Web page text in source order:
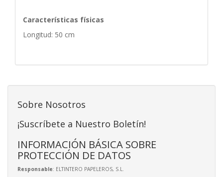
Características físicas
Longitud: 50 cm
Sobre Nosotros
¡Suscríbete a Nuestro Boletín!
INFORMACIÓN BÁSICA SOBRE
PROTECCIÓN DE DATOS
Responsable: ELTINTERO PAPELEROS, S.L.